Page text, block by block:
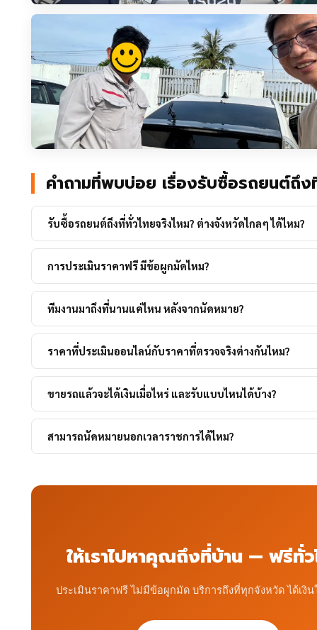
คำถามที่พบบ่อย เรื่องรับซื้อรถยนต์ถึง
รับซื้อรถยนต์ถึงที่ทั่วไทยจริงไหม? ต่างจังหวัดไกลๆ ได้ไหม?
จริงครับ เราให้บริการทุกจังหวัดทั่วประเทศไทย ไม่ว่าจะอยู่ในเชีย
หรือจังหวัดอื่นๆ ทีมงานประจำภูมิภาคพร้อมเดินทางมาหาคุณโดย
ทาง
การประเมินราคาฟรี มีข้อผูกมัดไหม?
ไม่มีข้อผูกมัดใดๆ ทั้งสิ้นครับ การประเมินฟรีสมบูรณ์แบบ ถ้าคุณไม่
หรือเปลี่ยนใจไม่อยากขาย สามารถปฏิเสธได้ทันที ทีมงานจะขอบ
ทางกลับโดยไม่มีค่าใช้จ่ายใดๆ
ทีมงานมาถึงที่นานแค่ไหน หลังจากนัดหมาย?
ขึ้นอยู่กับพื้นที่ครับ สำหรับกรุงเทพและปริมณฑล ทีมงานมาได้ภา
เดียวกัน ต่างจังหวัดใหญ่อย่างชลบุรีหรือนครราชสีมาก็มาได้ภาย
เดียวกัน จังหวัดอื่นๆ นัดล่วงหน้า 1 วัน
ราคาที่ประเมินออนไลน์กับราคาที่ตรวจจริงต่างกันไหม?
ราคาเบื้องต้นที่แจ้งออนไลน์เป็นการประเมินจากข้อมูลที่คุณให้มา
ตรวจสอบจริง ราคาอาจปรับเล็กน้อยตามสภาพจริงของรถ แต่ทีม
เหตุผลทุกอย่างอย่างโปร่งใส และคุณมีสิทธิ์ตัดสินใจก่อนที่จะตกล
ขายรถแล้วจะได้เงินเมื่อไหร่ และรับแบบไหนได้บ้าง?
ได้รับเงินทันทีหลังดำเนินการโอนกรรมสิทธิ์เสร็จครับ สามารถเลือ
โอนเข้าบัญชีธนาคาร (Prompt Pay / โอนธนาคาร) หรือเช็คธนา
ความสะดวกของคุณ
สามารถนัดหมายนอกเวลาราชการได้ไหม?
ให้เราไปหาคุณถึงที่บ้าน — ฟรีทั่
ประเมินราคาฟรี ไม่มีข้อผูกมัด บริการถึงที่ทุกจังหวัด ได้เงิน